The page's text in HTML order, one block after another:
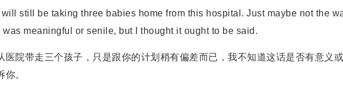
still be taking three babies home from this hospital. Just maybe not the
meaningful or senile, but I thought it ought to be said.
带走三个孩子，只是跟你的计划稍有偏差而已，我不知道这话是否有意义
。